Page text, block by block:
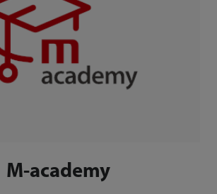
M-academy